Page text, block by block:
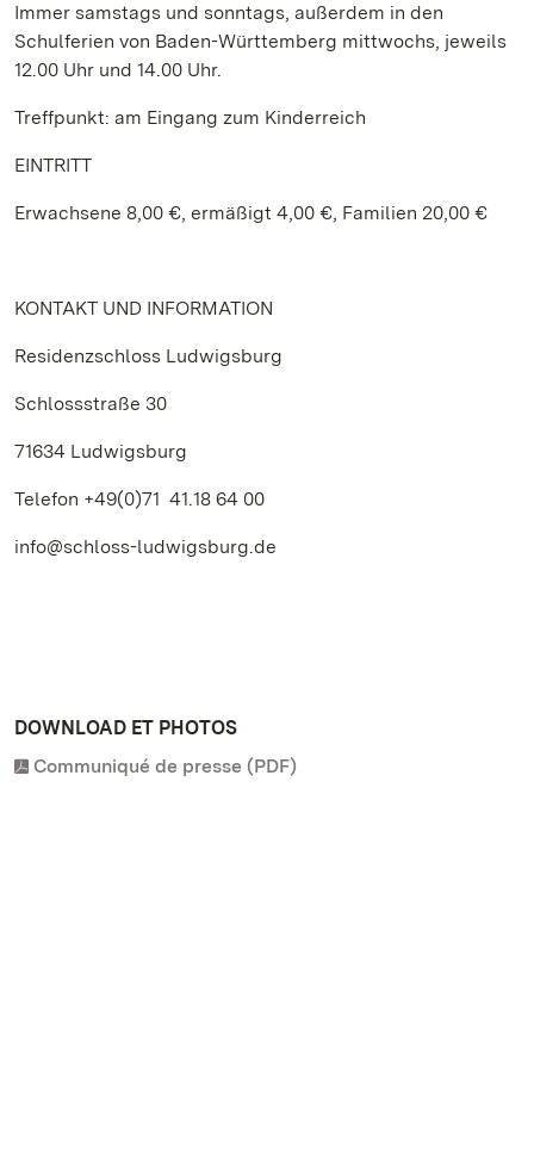
Immer samstags und sonntags, außerdem in den
Schulferien von Baden-Württemberg mittwochs, jeweils
12.00 Uhr und 14.00 Uhr.
Treffpunkt: am Eingang zum Kinderreich
EINTRITT
Erwachsene 8,00 €, ermäßigt 4,00 €, Familien 20,00 €
KONTAKT UND INFORMATION
Residenzschloss Ludwigsburg
Schlossstraße 30
71634 Ludwigsburg
Telefon +49(0)71 41.18 64 00
info@schloss-ludwigsburg.de
DOWNLOAD ET PHOTOS
Communiqué de presse (PDF)